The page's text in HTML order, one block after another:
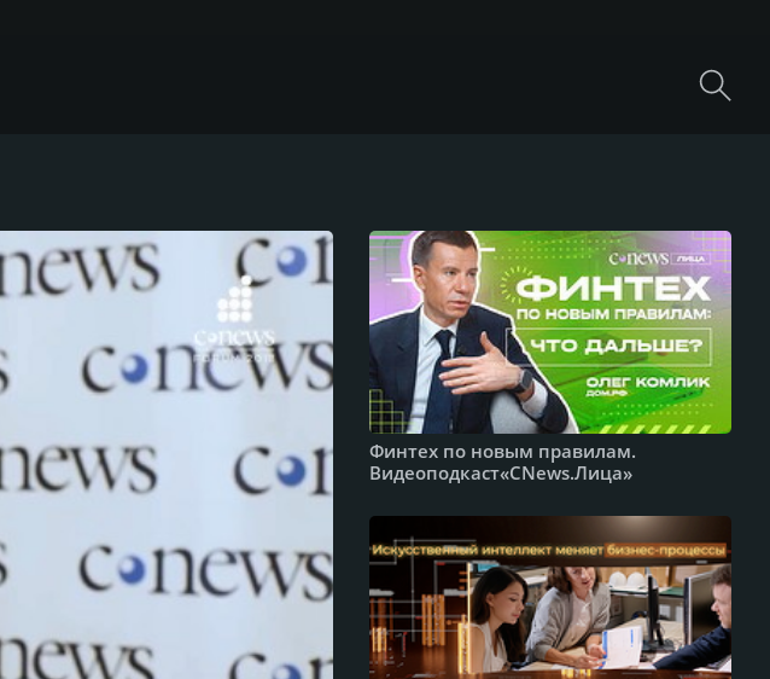
Финтех по новым правилам.
Видеоподкаст«CNews.Лица»